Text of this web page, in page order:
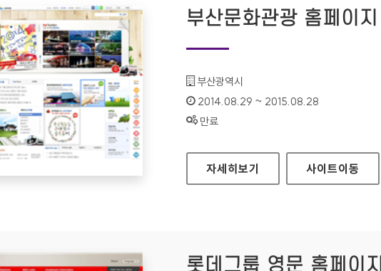
부산문화관광 홈페이지
기관명 :
부산광역시
인증기간 :
2014.08.29 ~ 2015.08.28
상태 :
만료
부산문화관광 홈페이지
자세히보기 사이트이동
롯데그룹 영문 홈페이지